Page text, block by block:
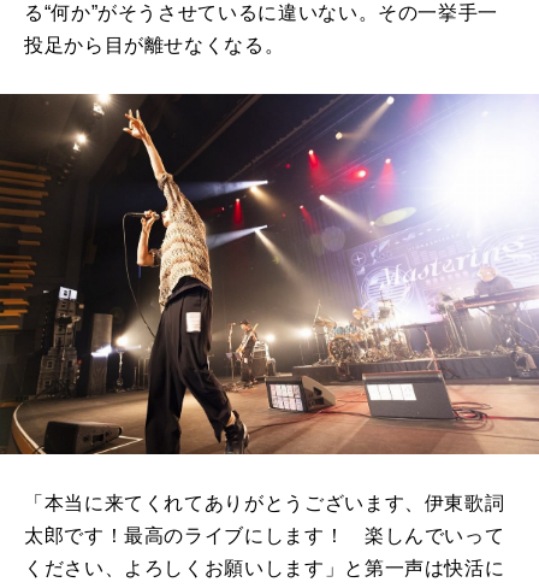
る“何か”がそうさせているに違いない。その一挙手一
投足から目が離せなくなる。
「本当に来てくれてありがとうございます、伊東歌詞
太郎です！最高のライブにします！ 楽しんでいって
ください、よろしくお願いします」と第一声は快活に